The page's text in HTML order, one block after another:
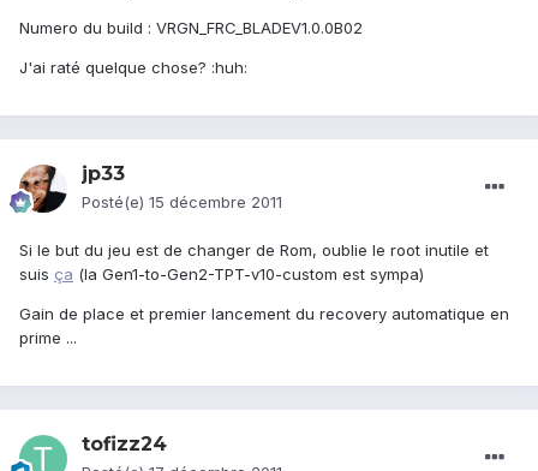
Numero du build : VRGN_FRC_BLADEV1.0.0B02
J'ai raté quelque chose? :huh:
jp33
Posté(e) 15 décembre 2011
Si le but du jeu est de changer de Rom, oublie le root inutile et
suis ça (la Gen1-to-Gen2-TPT-v10-custom est sympa)
Gain de place et premier lancement du recovery automatique en
prime ...
tofizz24